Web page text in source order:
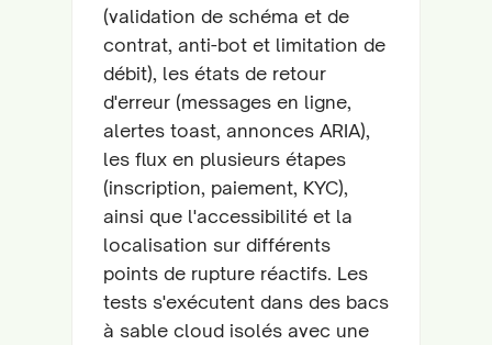
(validation de schéma et de
contrat, anti-bot et limitation de
débit), les états de retour
d'erreur (messages en ligne,
alertes toast, annonces ARIA),
les flux en plusieurs étapes
(inscription, paiement, KYC),
ainsi que l'accessibilité et la
localisation sur différents
points de rupture réactifs. Les
tests s'exécutent dans des bacs
à sable cloud isolés avec une